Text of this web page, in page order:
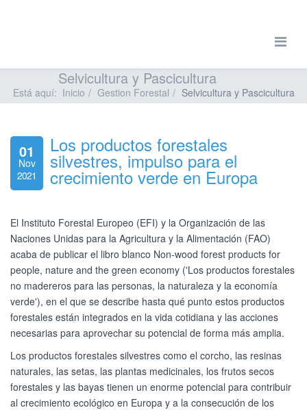
Selvicultura y Pascicultura
Está aquí: Inicio Gestion Forestal Selvicultura y Pascicultura
01
Nov
2021
Los productos forestales
silvestres, impulso para el
crecimiento verde en Europa
El Instituto Forestal Europeo (EFI) y la Organización de las
Naciones Unidas para la Agricultura y la Alimentación (FAO)
acaba de publicar el libro blanco Non-wood forest products for
people, nature and the green economy ('Los productos forestales
no madereros para las personas, la naturaleza y la economía
verde'), en el que se describe hasta qué punto estos productos
forestales están integrados en la vida cotidiana y las acciones
necesarias para aprovechar su potencial de forma más amplia.
Los productos forestales silvestres como el corcho, las resinas
naturales, las setas, las plantas medicinales, los frutos secos
forestales y las bayas tienen un enorme potencial para contribuir
al crecimiento ecológico en Europa y a la consecución de los